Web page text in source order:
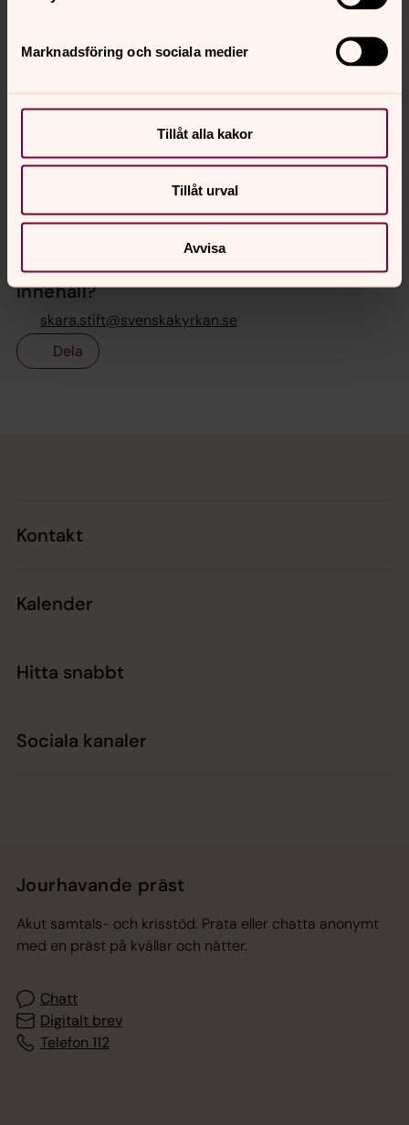
Marknadsföring och sociala medier
Tillåt alla kakor
Tillåt urval
Avvisa
Detta är en krönika där skribenten själv svarar för
de åsikter som framförs.
Senast ändrad 20 september 2019
Synpunkter eller frågor på sidans
innehåll?
skara.stift@svenskakyrkan.se
Dela
Kontakt
Kalender
Hitta snabbt
Sociala kanaler
Jourhavande präst
Akut samtals- och krisstöd. Prata eller chatta anonymt
med en präst på kvällar och nätter.
Chatt
Digitalt brev
Telefon 112